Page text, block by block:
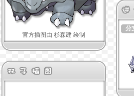
官方插图由 杉森建 绘制
分